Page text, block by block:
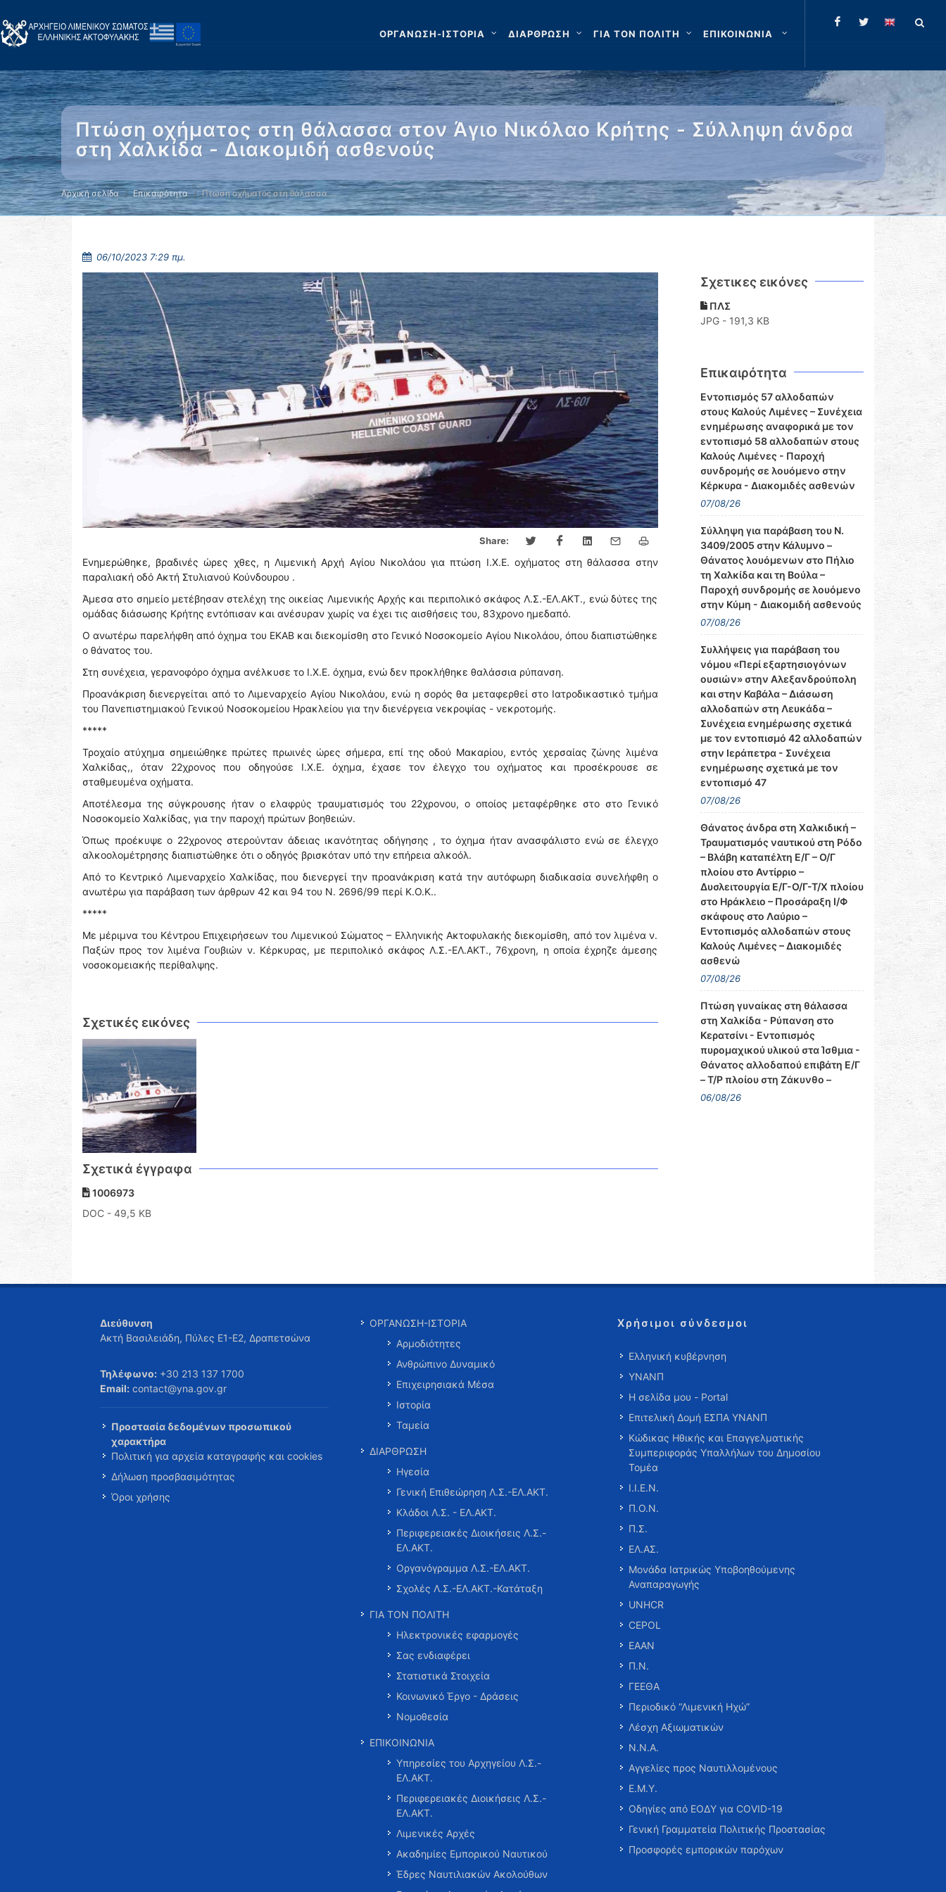
ΟΡΓΑΝΩΣΗ-ΙΣΤΟΡΙΑ ΔΙΑΡΘΡΩΣΗ ΓΙΑ ΤΟΝ ΠΟΛΙΤΗ ΕΠΙΚΟΙΝΩΝΙΑ
Πτώση οχήματος στη θάλασσα στον Άγιο Νικόλαο Κρήτης - Σύλληψη άνδρα
στη Χαλκίδα - Διακομιδή ασθενούς
Αρχική σελίδα Επικαιρότητα Πτώση οχήματος στη θάλασσα …
06/10/2023 7:29 πμ.
Share:
Ενημερώθηκε, βραδινές ώρες χθες, η Λιμενική Αρχή Αγίου Νικολάου για πτώση Ι.Χ.Ε. οχήματος στη θάλασσα στην
παραλιακή οδό Ακτή Στυλιανού Κούνδουρου .
Άμεσα στο σημείο μετέβησαν στελέχη της οικείας Λιμενικής Αρχής και περιπολικό σκάφος Λ.Σ.-ΕΛ.ΑΚΤ., ενώ δύτες της
ομάδας διάσωσης Κρήτης εντόπισαν και ανέσυραν χωρίς να έχει τις αισθήσεις του, 83χρονο ημεδαπό.
Ο ανωτέρω παρελήφθη από όχημα του ΕΚΑΒ και διεκομίσθη στο Γενικό Νοσοκομείο Αγίου Νικολάου, όπου διαπιστώθηκε
ο θάνατος του.
Στη συνέχεια, γερανοφόρο όχημα ανέλκυσε το Ι.Χ.Ε. όχημα, ενώ δεν προκλήθηκε θαλάσσια ρύπανση.
Προανάκριση διενεργείται από το Λιμεναρχείο Αγίου Νικολάου, ενώ η σορός θα μεταφερθεί στο Ιατροδικαστικό τμήμα
του Πανεπιστημιακού Γενικού Νοσοκομείου Ηρακλείου για την διενέργεια νεκροψίας - νεκροτομής.
*****
Τροχαίο ατύχημα σημειώθηκε πρώτες πρωινές ώρες σήμερα, επί της οδού Μακαρίου, εντός χερσαίας ζώνης λιμένα
Χαλκίδας,, όταν 22χρονος που οδηγούσε Ι.Χ.Ε. όχημα, έχασε τον έλεγχο του οχήματος και προσέκρουσε σε
σταθμευμένα οχήματα.
Αποτέλεσμα της σύγκρουσης ήταν ο ελαφρύς τραυματισμός του 22χρονου, ο οποίος μεταφέρθηκε στο στο Γενικό
Νοσοκομείο Χαλκίδας, για την παροχή πρώτων βοηθειών.
Όπως προέκυψε ο 22χρονος στερούνταν άδειας ικανότητας οδήγησης , το όχημα ήταν ανασφάλιστο ενώ σε έλεγχο
αλκοολομέτρησης διαπιστώθηκε ότι ο οδηγός βρισκόταν υπό την επήρεια αλκοόλ.
Από το Κεντρικό Λιμεναρχείο Χαλκίδας, που διενεργεί την προανάκριση κατά την αυτόφωρη διαδικασία συνελήφθη ο
ανωτέρω για παράβαση των άρθρων 42 και 94 του Ν. 2696/99 περί Κ.Ο.Κ..
*****
Με μέριμνα του Κέντρου Επιχειρήσεων του Λιμενικού Σώματος – Ελληνικής Ακτοφυλακής διεκομίσθη, από τον λιμένα ν.
Παξών προς τον λιμένα Γουβιών ν. Κέρκυρας, με περιπολικό σκάφος Λ.Σ.-ΕΛ.ΑΚΤ., 76χρονη, η οποία έχρηζε άμεσης
νοσοκομειακής περίθαλψης.
Σχετικές εικόνες
Σχετικά έγγραφα
1006973
DOC - 49,5 KB
Σχετικες εικόνες
ΠΛΣ
JPG - 191,3 KB
Επικαιρότητα
Εντοπισμός 57 αλλοδαπών
στους Καλούς Λιμένες – Συνέχεια
ενημέρωσης αναφορικά με τον
εντοπισμό 58 αλλοδαπών στους
Καλούς Λιμένες - Παροχή
συνδρομής σε λουόμενο στην
Κέρκυρα - Διακομιδές ασθενών
07/08/26
Σύλληψη για παράβαση του Ν.
3409/2005 στην Κάλυμνο –
Θάνατος λουόμενων στο Πήλιο
τη Χαλκίδα και τη Βούλα –
Παροχή συνδρομής σε λουόμενο
στην Κύμη - Διακομιδή ασθενούς
07/08/26
Συλλήψεις για παράβαση του
νόμου «Περί εξαρτησιογόνων
ουσιών» στην Αλεξανδρούπολη
και στην Καβάλα – Διάσωση
αλλοδαπών στη Λευκάδα –
Συνέχεια ενημέρωσης σχετικά
με τον εντοπισμό 42 αλλοδαπών
στην Ιεράπετρα - Συνέχεια
ενημέρωσης σχετικά με τον
εντοπισμό 47
07/08/26
Θάνατος άνδρα στη Χαλκιδική –
Τραυματισμός ναυτικού στη Ρόδο
– Βλάβη καταπέλτη Ε/Γ – Ο/Γ
πλοίου στο Αντίρριο –
Δυσλειτουργία Ε/Γ-Ο/Γ-Τ/Χ πλοίου
στο Ηράκλειο – Προσάραξη Ι/Φ
σκάφους στο Λαύριο –
Εντοπισμός αλλοδαπών στους
Καλούς Λιμένες – Διακομιδές
ασθενώ
07/08/26
Πτώση γυναίκας στη θάλασσα
στη Χαλκίδα - Ρύπανση στο
Κερατσίνι - Εντοπισμός
πυρομαχικού υλικού στα Ίσθμια -
Θάνατος αλλοδαπού επιβάτη Ε/Γ
– Τ/Ρ πλοίου στη Ζάκυνθο –
06/08/26
Διεύθυνση
Ακτή Βασιλειάδη, Πύλες Ε1-Ε2, Δραπετσώνα
Τηλέφωνο: +30 213 137 1700
Email: contact@yna.gov.gr
Προστασία δεδομένων προσωπικού
χαρακτήρα
Πολιτική για αρχεία καταγραφής και cookies
Δήλωση προσβασιμότητας
Όροι χρήσης
ΟΡΓΑΝΩΣΗ-ΙΣΤΟΡΙΑ
Αρμοδιότητες
Ανθρώπινο Δυναμικό
Επιχειρησιακά Μέσα
Ιστορία
Ταμεία
ΔΙΑΡΘΡΩΣΗ
Ηγεσία
Γενική Επιθεώρηση Λ.Σ.-ΕΛ.ΑΚΤ.
Κλάδοι Λ.Σ. - ΕΛ.ΑΚΤ.
Περιφερειακές Διοικήσεις Λ.Σ.-
ΕΛ.ΑΚΤ.
Οργανόγραμμα Λ.Σ.-ΕΛ.ΑΚΤ.
Σχολές Λ.Σ.-ΕΛ.ΑΚΤ.-Κατάταξη
ΓΙΑ ΤΟΝ ΠΟΛΙΤΗ
Ηλεκτρονικές εφαρμογές
Σας ενδιαφέρει
Στατιστικά Στοιχεία
Κοινωνικό Έργο - Δράσεις
Νομοθεσία
ΕΠΙΚΟΙΝΩΝΙΑ
Υπηρεσίες του Αρχηγείου Λ.Σ.-
ΕΛ.ΑΚΤ.
Περιφερειακές Διοικήσεις Λ.Σ.-
ΕΛ.ΑΚΤ.
Λιμενικές Αρχές
Ακαδημίες Εμπορικού Ναυτικού
Έδρες Ναυτιλιακών Ακολούθων
Χρήσιμοι σύνδεσμοι
Ελληνική κυβέρνηση
ΥΝΑΝΠ
Η σελίδα μου - Portal
Επιτελική Δομή ΕΣΠΑ ΥΝΑΝΠ
Κώδικας Ηθικής και Επαγγελματικής
Συμπεριφοράς Υπαλλήλων του Δημοσίου
Τομέα
Ι.Ι.Ε.Ν.
Π.Ο.Ν.
Π.Σ.
ΕΛ.ΑΣ.
Μονάδα Ιατρικώς Υποβοηθούμενης
Αναπαραγωγής
UNHCR
CEPOL
ΕΑΑΝ
Π.Ν.
ΓΕΕΘΑ
Περιοδικό “Λιμενική Ηχώ”
Λέσχη Αξιωματικών
Ν.Ν.Α.
Αγγελίες προς Ναυτιλλομένους
Ε.Μ.Υ.
Οδηγίες από ΕΟΔΥ για COVID-19
Γενική Γραμματεία Πολιτικής Προστασίας
Προσφορές εμπορικών παρόχων